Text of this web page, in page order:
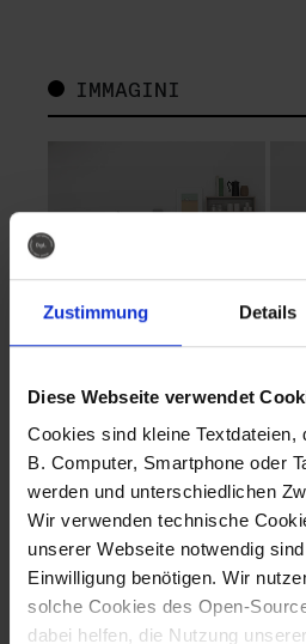
Zustimmung Details
Diese Webseite verwendet
Cookies sind kleine Textdateien,
B. Computer, Smartphone oder
werden und unterschiedlichen
Wir verwenden technische
unserer Webseite notwendig
Einwilligung benötigen. Wir
solche Cookies des Open-
dabei helfen, die Nutzung
IMMAGINI
Fotografo: Lorenz
Sternbach
Download